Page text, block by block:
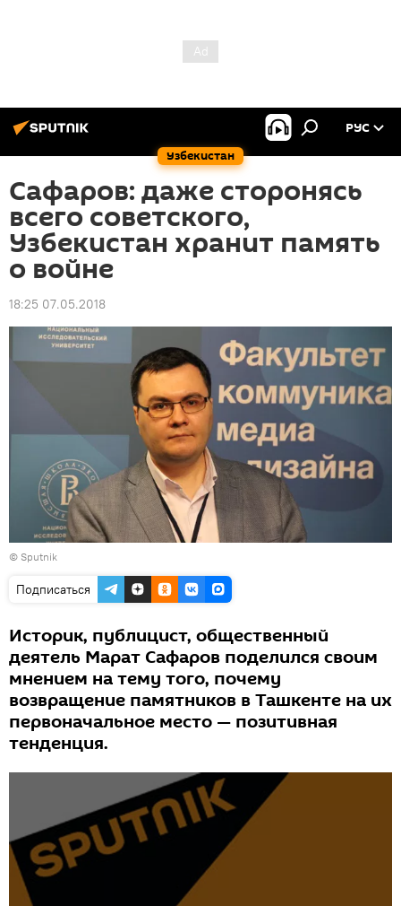
Узбекистан
РУС
Сафаров: даже сторонясь
всего советского,
Узбекистан хранит память
о войне
18:25 07.05.2018
© Sputnik
Подписаться
Историк, публицист, общественный
деятель Марат Сафаров поделился своим
мнением на тему того, почему
возвращение памятников в Ташкенте на их
первоначальное место — позитивная
тенденция.